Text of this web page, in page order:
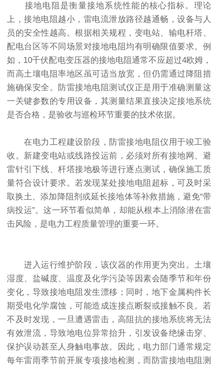
接地电阻是衡量接地系统性能的核心指标。理论
上，接地电阻越小，雷电流泄放路径越通畅，设备与人
员的安全性越高。根据相关规程，变电站、输电杆塔、
配电台区等不同场景对接地电阻均有明确限值要求。例
如，10千伏配电变压器的接地电阻通常不应超过4欧姆，
而高土壤电阻率地区虽可适当放宽，但仍需通过降阻措
施确保安全。防雷接地电阻测试仪正是用于准确测量这
一关键参数的专用设备，其测量结果直接决定接地系统
是否合格，是验收与巡检环节重要的技术依据。
在电力工程建设阶段，防雷接地电阻仪用于竣工验
收。新建变电站或线路投运前，必须对所有接地网、避
雷针引下线、杆塔接地极等进行逐点测试，确保施工质
量符合设计要求。若发现某处接地电阻超标，可及时采
取换土、添加降阻剂或延长接地体等补救措施，避免“带
病投运”。这一环节看似简单，却能从根本上消除潜在雷
击风险，是电力工程质量管理的重要一环。
进入运行维护阶段，该仪器的作用更为突出。土壤
湿度、盐碱度、温度及化学污染等因素会随季节和年份
变化，导致接地电阻发生漂移；同时，地下金属构件长
期受电化学腐蚀，可能造成连接点断裂或接触不良。若
不及时发现，一旦遭遇雷击，高阻抗的接地系统将无法
有效泄流，导致地电位异常抬升，引发设备绝缘击穿、
保护误动甚至人身触电事故。因此，电力部门通常规定
每年雷雨季节前开展专项接地检测，而防雷接地电阻测